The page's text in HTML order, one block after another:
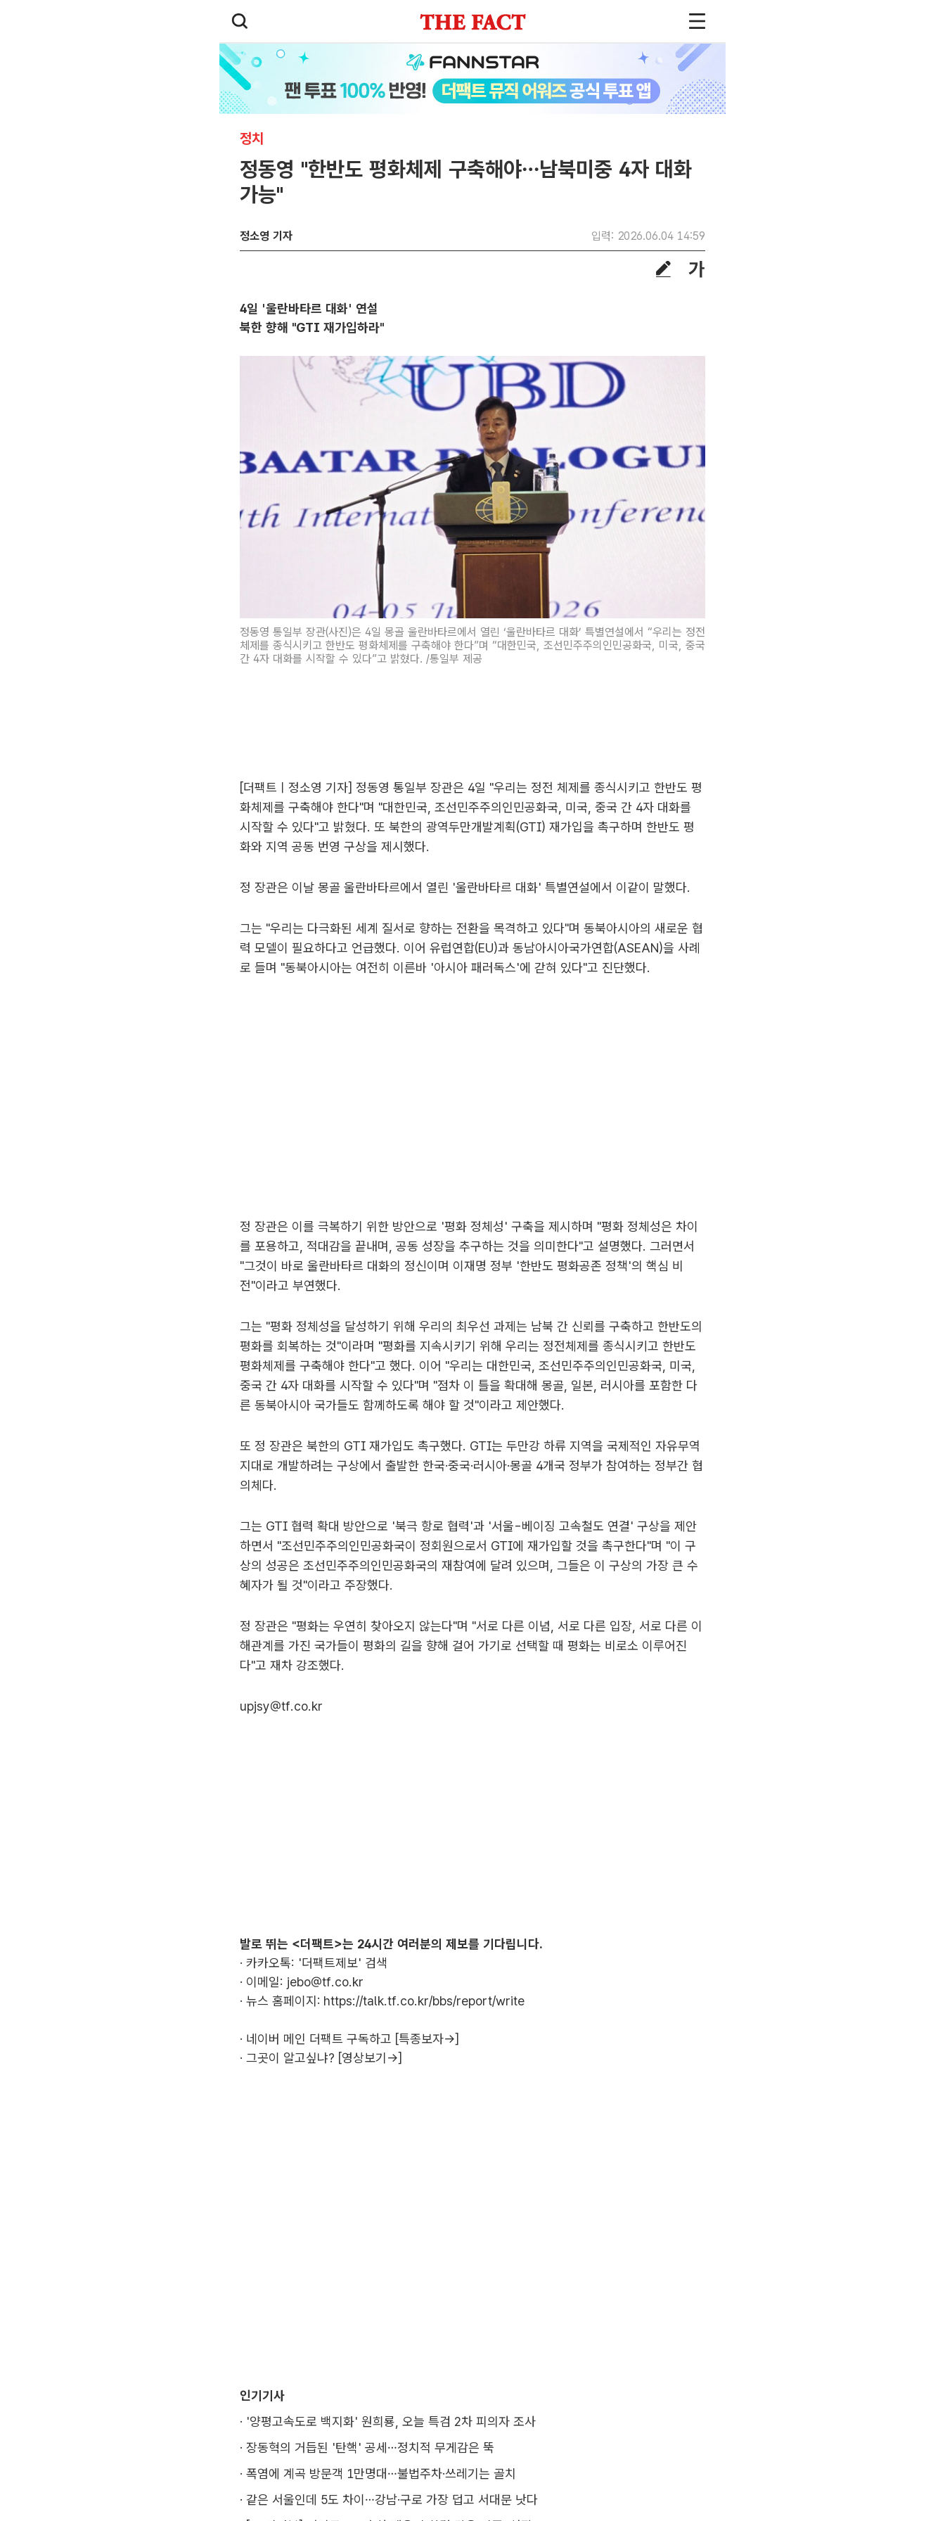
정치
정동영 "한반도 평화체제 구축해야…남북미중 4자 대화
가능"
정소영 기자 입력: 2026.06.04 14:59
4일 '울란바타르 대화' 연설
북한 향해 "GTI 재가입하라"
정동영 통일부 장관(사진)은 4일 몽골 울란바타르에서 열린 ‘울란바타르 대화’ 특별연설에서 “우리는 정전
체제를 종식시키고 한반도 평화체제를 구축해야 한다”며 “대한민국, 조선민주주의인민공화국, 미국, 중국
간 4자 대화를 시작할 수 있다”고 밝혔다. /통일부 제공
[더팩트ㅣ정소영 기자] 정동영 통일부 장관은 4일 "우리는 정전 체제를 종식시키고 한반도 평
화체제를 구축해야 한다"며 "대한민국, 조선민주주의인민공화국, 미국, 중국 간 4자 대화를
시작할 수 있다"고 밝혔다. 또 북한의 광역두만개발계획(GTI) 재가입을 촉구하며 한반도 평
화와 지역 공동 번영 구상을 제시했다.
정 장관은 이날 몽골 울란바타르에서 열린 '울란바타르 대화' 특별연설에서 이같이 말했다.
그는 "우리는 다극화된 세계 질서로 향하는 전환을 목격하고 있다"며 동북아시아의 새로운 협
력 모델이 필요하다고 언급했다. 이어 유럽연합(EU)과 동남아시아국가연합(ASEAN)을 사례
로 들며 "동북아시아는 여전히 이른바 '아시아 패러독스'에 갇혀 있다"고 진단했다.
정 장관은 이를 극복하기 위한 방안으로 '평화 정체성' 구축을 제시하며 "평화 정체성은 차이
를 포용하고, 적대감을 끝내며, 공동 성장을 추구하는 것을 의미한다"고 설명했다. 그러면서
"그것이 바로 울란바타르 대화의 정신이며 이재명 정부 '한반도 평화공존 정책'의 핵심 비
전"이라고 부연했다.
그는 "평화 정체성을 달성하기 위해 우리의 최우선 과제는 남북 간 신뢰를 구축하고 한반도의
평화를 회복하는 것"이라며 "평화를 지속시키기 위해 우리는 정전체제를 종식시키고 한반도
평화체제를 구축해야 한다"고 했다. 이어 "우리는 대한민국, 조선민주주의인민공화국, 미국,
중국 간 4자 대화를 시작할 수 있다"며 "점차 이 틀을 확대해 몽골, 일본, 러시아를 포함한 다
른 동북아시아 국가들도 함께하도록 해야 할 것"이라고 제안했다.
또 정 장관은 북한의 GTI 재가입도 촉구했다. GTI는 두만강 하류 지역을 국제적인 자유무역
지대로 개발하려는 구상에서 출발한 한국·중국·러시아·몽골 4개국 정부가 참여하는 정부간 협
의체다.
그는 GTI 협력 확대 방안으로 '북극 항로 협력'과 '서울-베이징 고속철도 연결' 구상을 제안
하면서 "조선민주주의인민공화국이 정회원으로서 GTI에 재가입할 것을 촉구한다"며 "이 구
상의 성공은 조선민주주의인민공화국의 재참여에 달려 있으며, 그들은 이 구상의 가장 큰 수
혜자가 될 것"이라고 주장했다.
정 장관은 "평화는 우연히 찾아오지 않는다"며 "서로 다른 이념, 서로 다른 입장, 서로 다른 이
해관계를 가진 국가들이 평화의 길을 향해 걸어 가기로 선택할 때 평화는 비로소 이루어진
다"고 재차 강조했다.
upjsy@tf.co.kr
발로 뛰는 <더팩트>는 24시간 여러분의 제보를 기다립니다.
· 카카오톡: '더팩트제보' 검색
· 이메일: jebo@tf.co.kr
· 뉴스 홈페이지: https://talk.tf.co.kr/bbs/report/write
· 네이버 메인 더팩트 구독하고 [특종보자→]
· 그곳이 알고싶냐? [영상보기→]
인기기사
· '양평고속도로 백지화' 원희룡, 오늘 특검 2차 피의자 조사
· 장동혁의 거듭된 '탄핵' 공세…정치적 무게감은 뚝
· 폭염에 계곡 방문객 1만명대…불법주차·쓰레기는 골치
· 같은 서울인데 5도 차이…강남·구로 가장 덥고 서대문 낫다